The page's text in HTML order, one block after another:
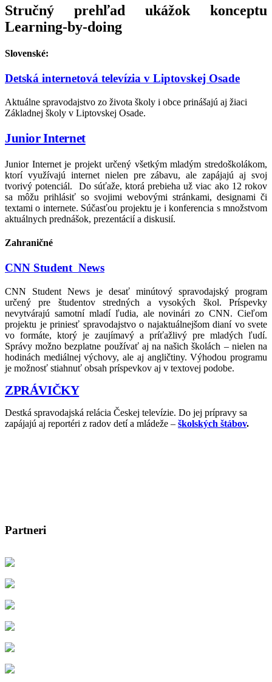
Stručný prehľad ukážok konceptu
Learning-by-doing
Slovenské:
Detská internetová televízia v Liptovskej Osade
Aktuálne spravodajstvo zo života školy i obce prinášajú aj žiaci
Základnej školy v Liptovskej Osade.
Junior Internet
Junior Internet je projekt určený všetkým mladým stredoškolákom,
ktorí využívajú internet nielen pre zábavu, ale zapájajú aj svoj
tvorivý potenciál. Do súťaže, ktorá prebieha už viac ako 12 rokov
sa môžu prihlásiť so svojimi webovými stránkami, designami či
textami o internete. Súčasťou projektu je i konferencia s množstvom
aktuálnych prednášok, prezentácií a diskusií.
Zahraničné
CNN Student News
CNN Student News je desať minútový spravodajský program
určený pre študentov stredných a vysokých škol. Príspevky
nevytvárajú samotní mladí ľudia, ale novinári zo CNN. Cieľom
projektu je priniesť spravodajstvo o najaktuálnejšom dianí vo svete
vo formáte, ktorý je zaujímavý a príťažlivý pre mladých ľudí.
Správy možno bezplatne používať aj na našich školách – nielen na
hodinách mediálnej výchovy, ale aj angličtiny. Výhodou programu
je možnosť stiahnuť obsah príspevkov aj v textovej podobe.
ZPRÁVIČKY
Destká spravodajská relácia Českej televízie. Do jej prípravy sa
zapájajú aj reportéri z radov detí a mládeže – školských štábov.
Partneri